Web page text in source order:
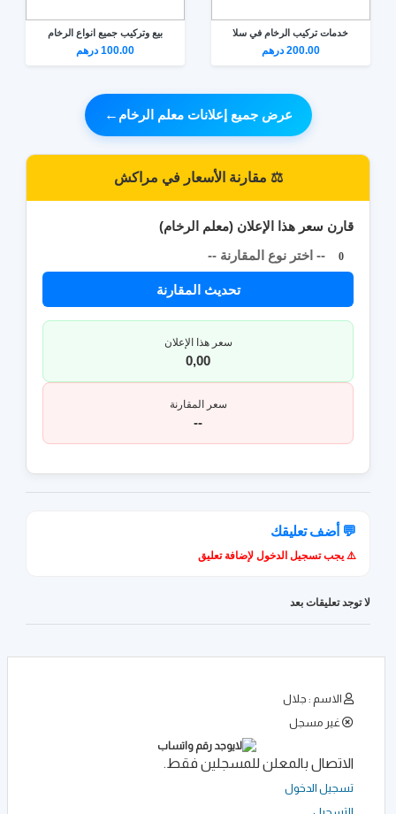
خدمات تركيب الرخام في سلا
200.00 درهم
بيع وتركيب جميع انواع الرخام
100.00 درهم
عرض جميع إعلانات معلم الرخام ←
⚖️ مقارنة الأسعار في مراكش
قارن سعر هذا الإعلان (معلم الرخام)
-- اختر نوع المقارنة --
0
تحديث المقارنة
سعر هذا الإعلان
0,00
سعر المقارنة
--
💬 أضف تعليقك
⚠️ يجب تسجيل الدخول لإضافة تعليق
لا توجد تعليقات بعد
الاسم : جلال
غير مسجل
الاتصال بالمعلن للمسجلين فقط.
تسجيل الدخول